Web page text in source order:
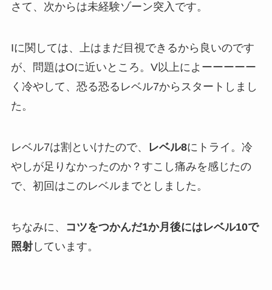
さて、次からは未経験ゾーン突入です。
Iに関しては、上はまだ目視できるから良いのです
が、問題はOに近いところ。V以上によーーーーー
く冷やして、恐る恐るレベル7からスタートしまし
た。
レベル7は割といけたので、 レベル8にトライ。冷
やしが足りなかったのか？すこし痛みを感じたの
で、初回はこのレベルまでとしました。
ちなみに、
コツをつかんだ1か月後にはレベル10で
照射しています。